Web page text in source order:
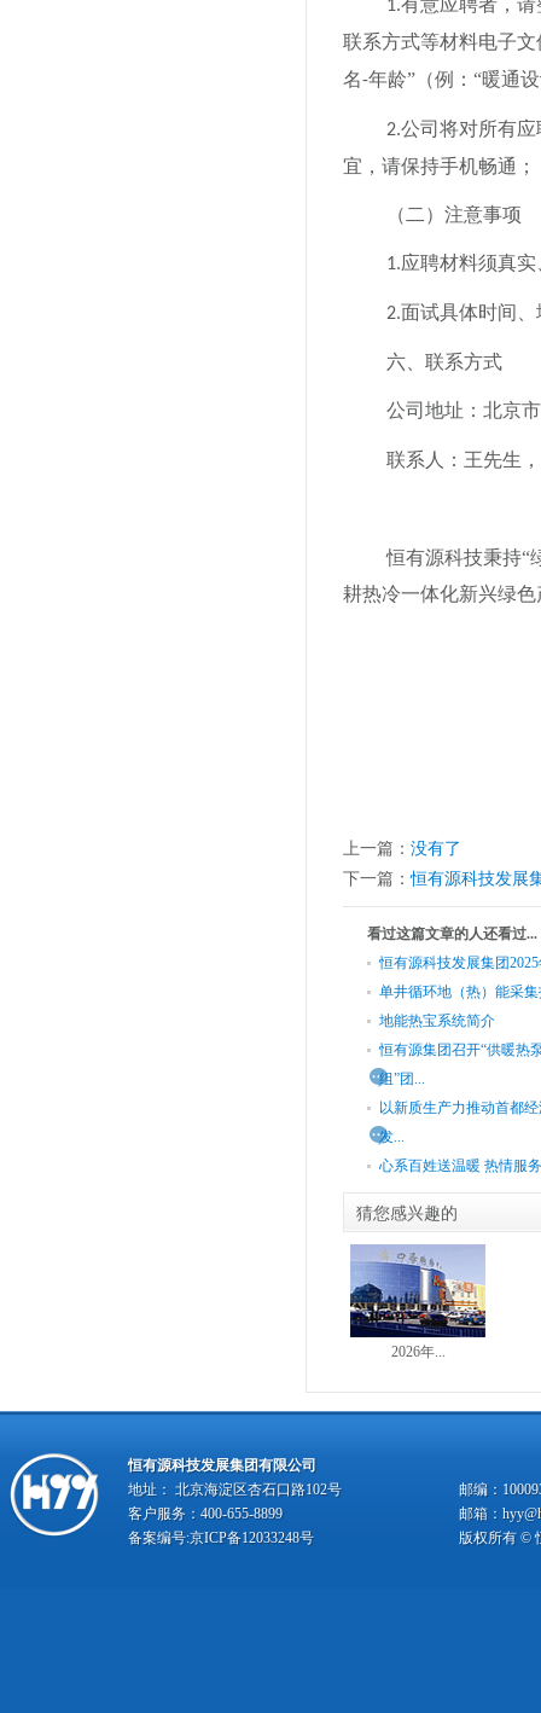
1.有意应聘者，
联系方式等材料电子文
名-年龄”（例：“暖通
2.公司将对所有
宜，请保持手机畅通；
（二）注意事项
1.应聘材料须真
2.面试具体时间
六、联系方式
公司地址：北京
联系人： 王先生
恒有源科技秉持“
耕热冷一体化新兴绿色
上一篇： 没有了
下一篇：恒有源科技发展
看过这篇文章的人还看过...
恒有源科技发展集团
单井循环地（热）能采
地能热宝系统简介
恒有源集团召开“供暖热
组”团...
以新质生产力推动首都
发...
心系百姓送温暖 热情服
猜您感兴趣的
2026年...
恒有源科技发展集团有限公司
地址： 北京海淀区杏石口路102号
邮编：
客户服务：400-655-8899
邮箱：
备案编号:京ICP备12033248号 版权所有 ©